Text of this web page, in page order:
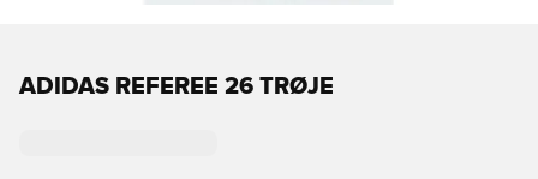
ADIDAS REFEREE 26 TRØJE